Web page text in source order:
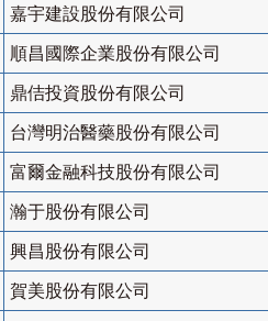
嘉宇建設股份有限公司
順昌國際企業股份有限公司
鼎佶投資股份有限公司
台灣明治醫藥股份有限公司
富爾金融科技股份有限公司
瀚于股份有限公司
興昌股份有限公司
賀美股份有限公司